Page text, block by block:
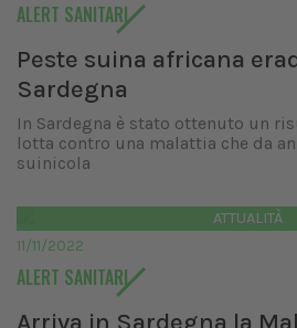
ALERT SANITARI
Peste suina africana
Sardegna
In Sardegna è stato ottenuto un
lotta contro una malattia che da
suinicola
ATTUALITÀ
11/11/2022
ALERT SANITARI